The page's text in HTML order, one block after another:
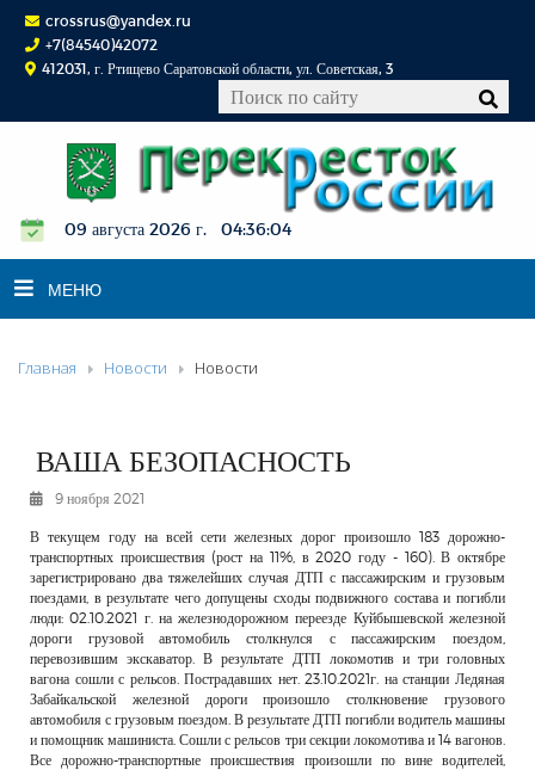
crossrus@yandex.ru
+7(84540)42072
412031, г. Ртищево Саратовской области, ул. Советская, 3
09 августа 2026 г. 04:36:04
МЕНЮ
НОВОСТИ
К СВЕДЕНИЮ
РЕКЛАМОДАТЕЛЯМ
ОБЪЯВЛЕНИЯ
КОНТАКТЫ
Главная Новости Новости
ВАША БЕЗОПАСНОСТЬ
9 ноября 2021
В текущем году на всей сети железных дорог произошло 183 дорожно-
транспортных происшествия (рост на 11%, в 2020 году - 160). В октябре
зарегистрировано два тяжелейших случая ДТП с пассажирским и грузовым
поездами, в результате чего допущены сходы подвижного состава и погибли
люди: 02.10.2021 г. на железнодорожном переезде Куйбышевской железной
дороги грузовой автомобиль столкнулся с пассажирским поездом,
перевозившим экскаватор. В результате ДТП локомотив и три головных
вагона сошли с рельсов. Пострадавших нет. 23.10.2021г. на станции Ледяная
Забайкальской железной дороги произошло столкновение грузового
автомобиля с грузовым поездом. В результате ДТП погибли водитель машины
и помощник машиниста. Сошли с рельсов три секции локомотива и 14 вагонов.
Все дорожно-транспортные происшествия произошли по вине водителей,